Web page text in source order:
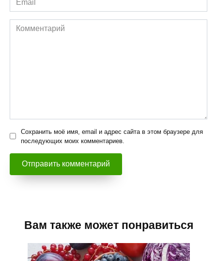
*
Комментарий
Сохранить моё имя, email и адрес сайта в этом браузере для
последующих моих комментариев.
Вам также может понравиться